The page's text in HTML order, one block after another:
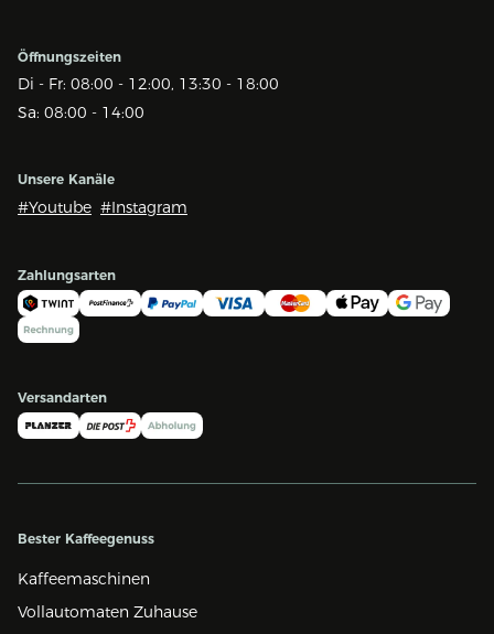
Öffnungszeiten
Di - Fr: 08:00 - 12:00, 13:30 - 18:00
Sa: 08:00 - 14:00
Unsere Kanäle
#Youtube #Instagram
Zahlungsarten
Versandarten
Bester Kaffeegenuss
Kaffeemaschinen
Vollautomaten Zuhause